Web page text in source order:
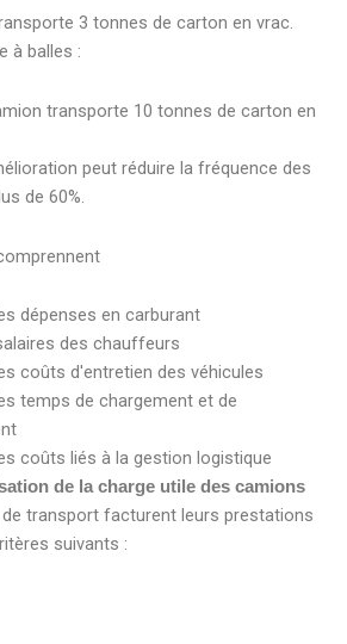
3 tonnes de carton en vrac.
à balles :
transporte 10 tonnes de carton en
peut réduire la fréquence des
de 60%.
dépenses en carburant
des chauffeurs
coûts d'entretien des véhicules
temps de chargement et de
coûts liés à la gestion logistique
de la charge utile des camions
transport facturent leurs prestations
suivants :